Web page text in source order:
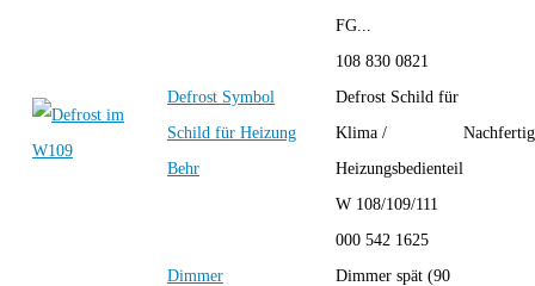
FG...
Defrost Symbol
Schild für Heizung
Behr
108 830 0821
Defrost Schild für
Klima /
Heizungsbedienteil
W 108/109/111
Dimmer
000 542 1625
Dimmer spät (90